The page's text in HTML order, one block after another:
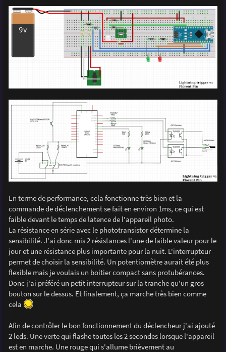
En terme de performance, cela fonctionne très bien et la
commande de déclenchement se fait en environ 1ms, ce qui est
faible devant le temps de latence de l'appareil photo.
La résistance en série avec le phototransistor détermine la
sensibilité. J'ai donc mis 2 résistances l'une de faible valeur pour le
jour et une résistance plus importante pour la nuit. L'interrupteur
permet de choisir la sensibilité. Un potentiomètre aurait été plus
flexible mais je voulais un boitier compact sans protubérances.
Donc j'ai préféré un petit interrupteur sur la tranche qu'un gros
bouton sur le dessus. Et finalement, ça marche très bien comme
cela
Afin de contrôler le bon fonctionnement du déclencheur j'ai ajouté
2 leds. Une verte qui flashe toutes les 2 secondes lorsque l'appareil
est en marche. Une rouge qui s'allume brièvement au